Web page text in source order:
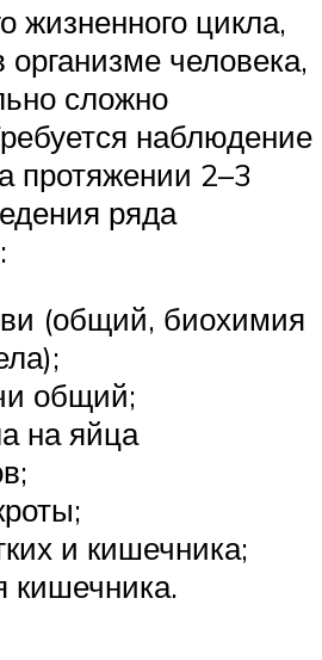
жизненного цикла,
человека,
сложно
наблюдение
протяжении 2–3
ряда
(общий, биохимия
общий;
на яйца
и кишечника;
кишечника.